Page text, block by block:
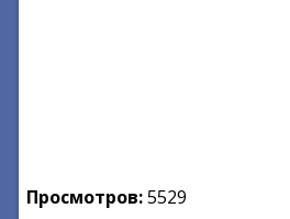
Просмотров:5529